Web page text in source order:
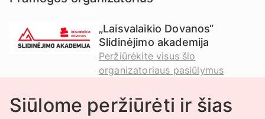
„Laisvalaikio Dovanos“
Slidinėjimo akademija
Peržiūrėkite visus šio
organizatoriaus pasiūlymus
Siūlome peržiūrėti ir šias